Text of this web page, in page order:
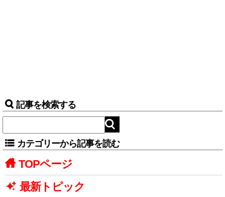
記事を検索する
カテゴリーから記事を読む
TOPページ
最新トピック